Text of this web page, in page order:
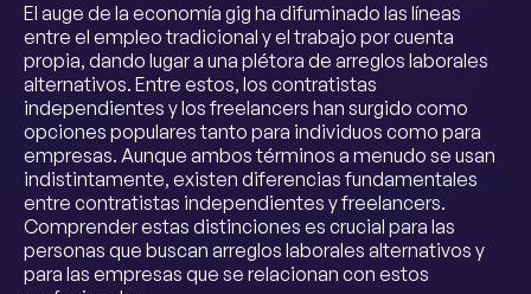
El auge de la economía gig ha difuminado las líneas
entre el empleo tradicional y el trabajo por cuenta
propia, dando lugar a una plétora de arreglos laborales
alternativos. Entre estos, los contratistas
independientes y los freelancers han surgido como
opciones populares tanto para individuos como para
empresas. Aunque ambos términos a menudo se usan
indistintamente, existen diferencias fundamentales
entre contratistas independientes y freelancers.
Comprender estas distinciones es crucial para las
personas que buscan arreglos laborales alternativos y
para las empresas que se relacionan con estos